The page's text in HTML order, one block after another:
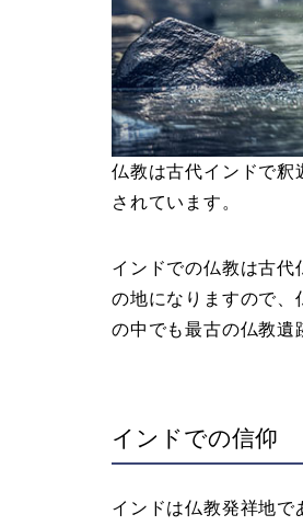
仏教は古代インドで釈
されています。
インドでの仏教は古代
の地になりますので、
の中でも最古の仏教遺
インドでの信仰
インドは仏教発祥地で